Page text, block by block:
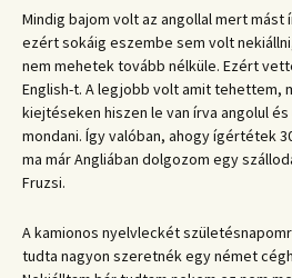
Mindig bajom volt az angollal mert mást
ezért sokáig eszembe sem volt
nem mehetek tovább nélküle. Ezért
English-t. A legjobb volt amit tehettem,
kiejtéseken hiszen le van írva angolul
mondani. Így valóban, ahogy ígértétek
ma már Angliában dolgozom egy
Fruzsi.
A kamionos nyelvleckét
tudta nagyon szeretnék egy német